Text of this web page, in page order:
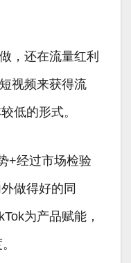
，还在流量红利
视频来获得流
低的形式。
+经过市场检验
做得好的同
为产品赋能，